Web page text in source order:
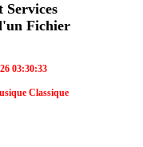
Services
Fichier
03:30:33
Classique